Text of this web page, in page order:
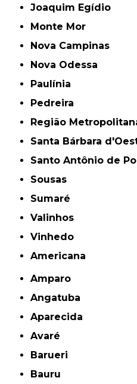
Joaquim Egídio
Monte Mor
Nova Campinas
Nova Odessa
Paulínia
Pedreira
Região
Santa Bárbara
Santo Antônio de
Sousas
Sumaré
Valinhos
Vinhedo
americana
Amparo
Angatuba
Aparecida
Avaré
Barueri
Bauru